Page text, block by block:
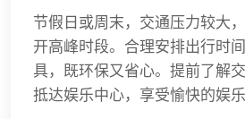
节假日或周末，交通压力较大
开高峰时段。合理安排出行时
具，既环保又省心。提前了解
抵达娱乐中心，享受愉快的娱乐